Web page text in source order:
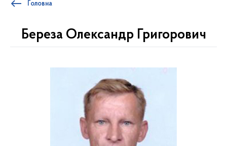
Головна
Береза Олександр Григорович